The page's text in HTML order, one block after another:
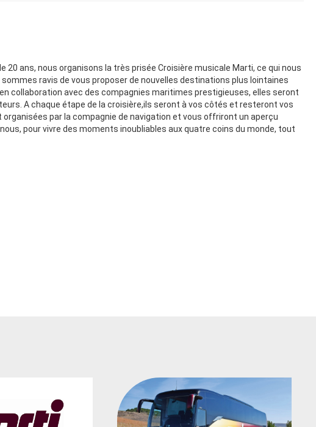
ans, nous organisons la très prisée Croisière musicale Marti, ce qui nous
ravis de vous proposer de nouvelles destinations plus lointaines
collaboration avec des compagnies maritimes prestigieuses, elles seront
A chaque étape de la croisière,ils seront à vos côtés et resteront vos
par la compagnie de navigation et vous offriront un aperçu
pour vivre des moments inoubliables aux quatre coins du monde, tout